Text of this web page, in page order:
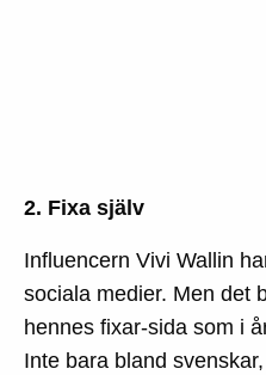
2. Fixa själv
Influencern Vivi Wallin
sociala medier. Men det
hennes fixar-sida som i
Inte bara bland